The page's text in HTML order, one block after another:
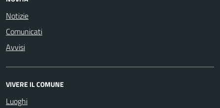
Notizie
Comunicati
Avvisi
VIVERE IL COMUNE
Luoghi